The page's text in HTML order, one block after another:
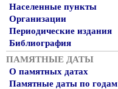
Населенные пункты
Организации
Периодические издания
Библиография
ПАМЯТНЫЕ ДАТЫ
О памятных датах
Памятные даты по годам